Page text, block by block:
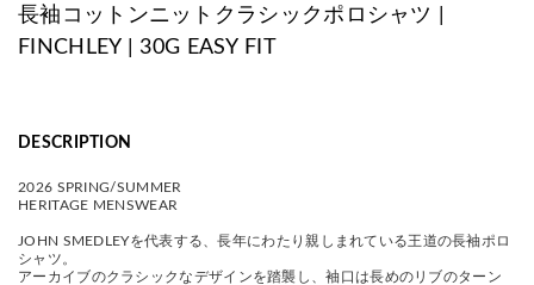
長袖コットンニットクラシックポロシャツ |
FINCHLEY | 30G EASY FIT
DESCRIPTION
2026 SPRING/SUMMER
HERITAGE MENSWEAR
JOHN SMEDLEYを代表する、長年にわたり親しまれている王道の長袖ポロ
シャツ。
アーカイブのクラシックなデザインを踏襲し、袖口は長めのリブのターン